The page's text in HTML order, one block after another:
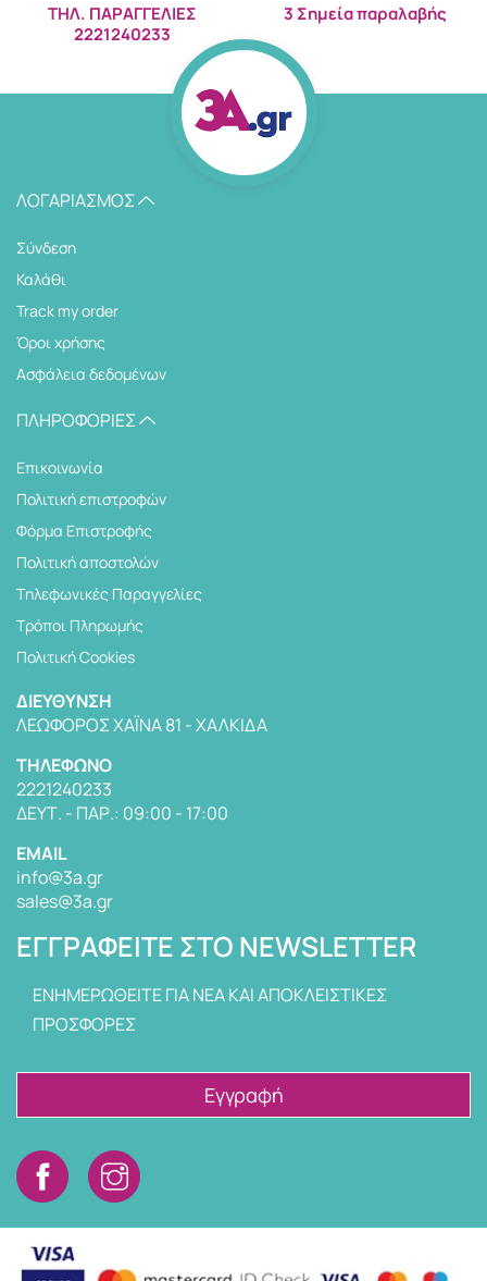
ΤΗΛ. ΠΑΡΑΓΓΕΛΙΕΣ
2221240233
3 Σημεία παραλαβής
ΛΟΓΑΡΙΑΣΜΌΣ
Σύνδεση
Καλάθι
Track my order
Όροι χρήσης
Ασφάλεια δεδομένων
ΠΛΗΡΟΦΟΡΊΕΣ
Επικοινωνία
Πολιτική επιστροφών
Φόρμα Επιστροφής
Πολιτική αποστολών
Tηλεφωνικές Παραγγελίες
Τρόποι Πληρωμής
Πολιτική Cookies
ΔΙΕΎΘΥΝΣΗ
ΛΕΩΦΌΡΟΣ ΧΑΪΝΆ 81 - ΧΑΛΚΊΔΑ
TΗΛΈΦΩΝΟ
2221240233
ΔΕΥΤ. - ΠΑΡ.: 09:00 - 17:00
EMAIL
info@3a.gr
sales@3a.gr
ΕΓΓΡΑΦΕΊΤΕ ΣΤΟ NEWSLETTER
ΕΝΗΜΕΡΩΘΕΙΤΕ ΓΙΑ ΝΕΑ ΚΑΙ ΑΠΟΚΛΕΙΣΤΙΚΕΣ
ΠΡΟΣΦΟΡΕΣ
Εγγραφή